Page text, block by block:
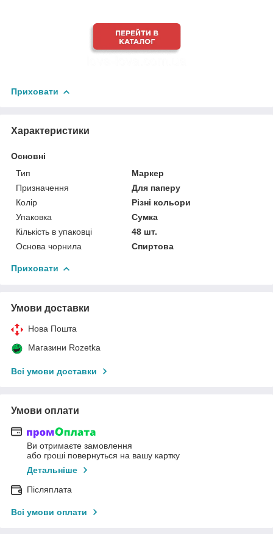
Приховати
Характеристики
Основні
Тип
Маркер
Призначення
Для паперу
Колір
Різні кольори
Упаковка
Сумка
Кількість в упаковці
48 шт.
Основа чорнила
Спиртова
Приховати
Умови доставки
Нова Пошта
Магазини Rozetka
Всі умови доставки
Умови оплати
Ви отримаєте замовлення
або гроші повернуться на вашу картку
Детальніше
Післяплата
Всі умови оплати